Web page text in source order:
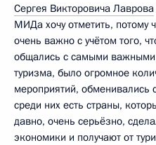
Сергея Викторовича Лаврова
МИДа хочу отметить, потому
очень важно с учётом того,
общались с самыми
туризма, было огромное
мероприятий,
среди них есть страны,
давно, очень серьёзно,
экономики и получают от